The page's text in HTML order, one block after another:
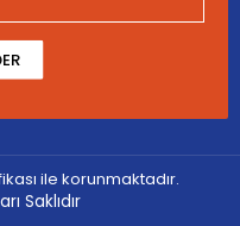
ile korunmaktadır.
Saklıdır